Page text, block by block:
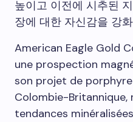
높이고 이전에 시추된
장에 대한 자신감을 강
American Eagle Gold
une prospection
son projet de
Colombie-Britannique,
tendances